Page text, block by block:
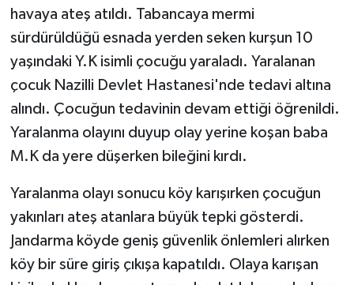
havaya ateş atıldı. Tabancaya mermi
sürdürüldüğü esnada yerden seken kurşun 10
yaşındaki Y.K isimli çocuğu yaraladı. Yaralanan
çocuk Nazilli Devlet Hastanesi'nde tedavi altına
alındı. Çocuğun tedavinin devam ettiği öğrenildi.
Yaralanma olayını duyup olay yerine koşan baba
M.K da yere düşerken bileğini kırdı.
Yaralanma olayı sonucu köy karışırken çocuğun
yakınları ateş atanlara büyük tepki gösterdi.
Jandarma köyde geniş güvenlik önlemleri alırken
köy bir süre giriş çıkışa kapatıldı. Olaya karışan